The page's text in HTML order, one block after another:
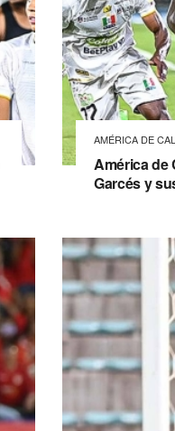
AMÉRICA DE
América de
Garcés y